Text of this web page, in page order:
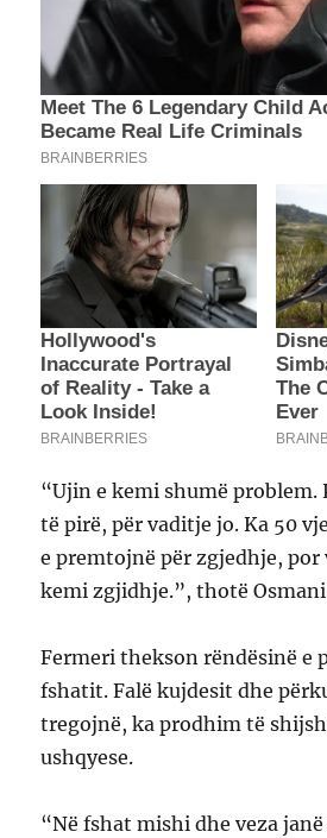
“Ujin e kemi shumë problem.
të pirë, për vaditje jo. Ka 50
e premtojnë për zgjedhje,
kemi zgjidhje.”, thotë
Fermeri thekson rëndësinë e
fshatit. Falë kujdesit dhe
tregojnë, ka prodhim të
ushqyese.
“Në fshat mishi dhe veza